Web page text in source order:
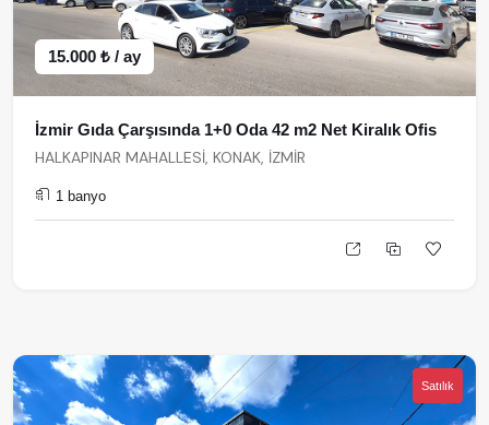
15.000 ₺ / ay
İzmir Gıda Çarşısında 1+0 Oda 42 m2 Net Kiralık Ofis
HALKAPINAR MAHALLESİ, KONAK, İZMİR
1 banyo
Satılık